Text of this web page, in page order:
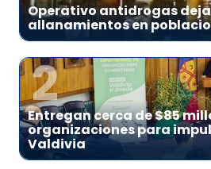
Operativo antidrogas
allanamientos en
2
Entregan cerca de $85
organizaciones para
Valdivia